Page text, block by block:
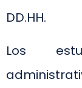
DD.HH.
Los